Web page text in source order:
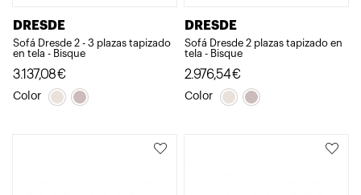
DRESDE
Sofá Dresde 2 - 3 plazas tapizado
en tela - Bisque
3.137,08€
Color
DRESDE
Sofá Dresde 2 plazas tapizado en
tela - Bisque
2.976,54€
Color